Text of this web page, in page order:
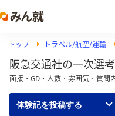
トップ トラベル/航空/運輸
阪急交通社の一次選
面接・GD・人数・雰囲気・質問
体験記を投稿する